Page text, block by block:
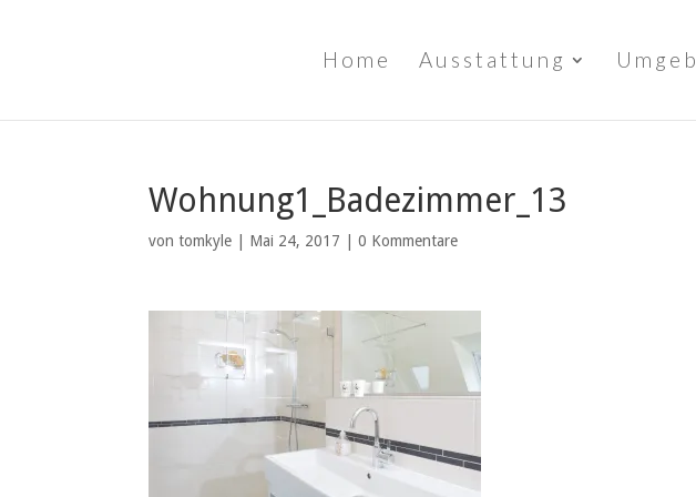
Home Ausstattung
Wohnung1_Badezimmer_13
vontomkyle Mai 24, 2017 |0 Kommentare